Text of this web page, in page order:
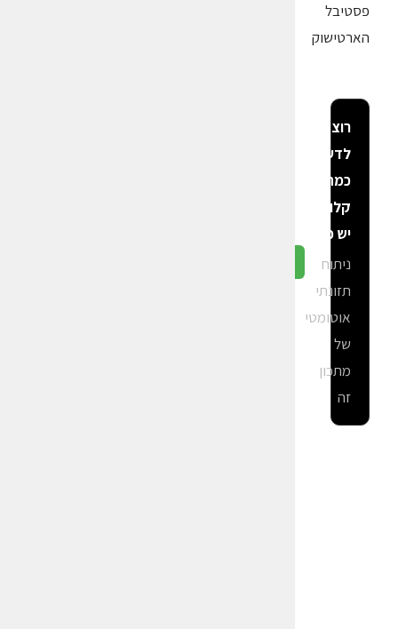
פסטיבל
הארטישוק
רוצה
לדעת
כמה
קלוריות
יש פה?
ניתוח
תזונתי
אוטומטי
של
מתכון
זה